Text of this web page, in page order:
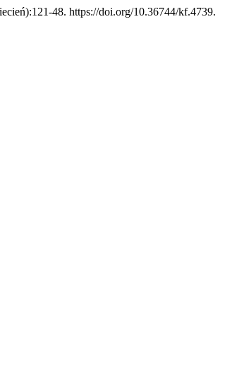
48. https://doi.org/10.36744/kf.4739.